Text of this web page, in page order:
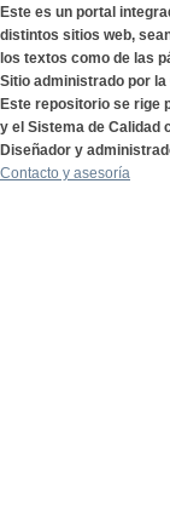
Este es un portal
distintos sitios web,
los textos como de las
Sitio administrado por
Este repositorio se rige
y el Sistema de Calidad
Diseñador y
Contacto y asesoría